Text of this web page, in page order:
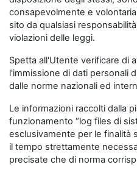
consapevolmente e
sito da qualsiasi
violazioni delle leggi.
Spetta all'Utente verificare di
l'immissione di dati personali
dalle norme nazionali ed
Le informazioni raccolti dalla
funzionamento “log files di
esclusivamente per le finalità
il tempo strettamente
precisate che di norma